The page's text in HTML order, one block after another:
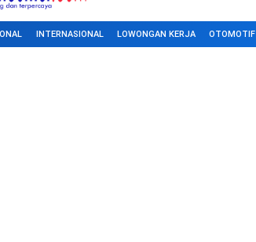
INTERNASIONAL LOWONGAN KERJA OTOMOTIF